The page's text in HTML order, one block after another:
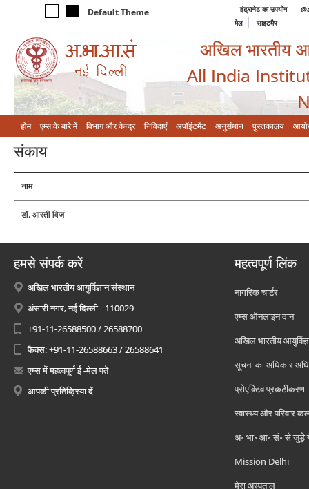
Default Theme इंट्रानेट का उपयोग
मेल
साइटमैप
अखिल भारतीय
All India
होम एम्‍स के बारे में विभाग और केन्‍द्र निविदाएं अपॉइंटमेंट अनुसंधान पुस्तकालय
संकाय
नाम
डॉ. आरती विज
हमसे संपर्क करें
अखिल भारतीय आयुर्विज्ञान संस्थान
अंसारी नगर, नई दिल्ली - 110029
+91-11-26588500 / 26588700
फैक्स: +91-11-26588663 / 26588641
एम्स में महत्वपूर्ण ई -मेल पते
आपकी प्रतिक्रिया दें
महत्वपूर्ण लिंक
नागरिक चार्टर
एम्स ऑनलाइन दान
अखिल भारतीय
सूचना का अधिकार
प्रोएक्टिव प्रकटीकरण
स्वास्थ्य और परिवार
अ॰ भा॰ आ॰ सं॰ से जुड़े
Mission Delhi
मेरा अस्पताल